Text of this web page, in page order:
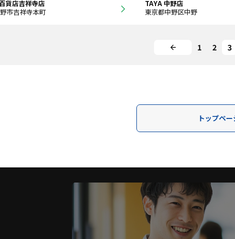
貨店吉祥寺店
市吉祥寺本町
TAYA 中野店
東京都中野区中野
1 2 3
トップペ